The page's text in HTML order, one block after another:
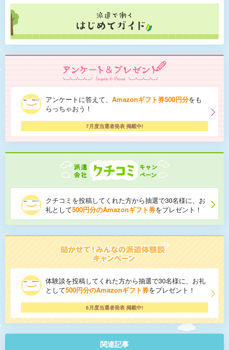
アンケートに答えて、 Amazonギフト券500円分をも
らっちゃおう！
7月度当選者発表 掲載中!
クチコミを投稿してくれた方から抽選で30名様に、お
礼として500円分のAmazonギフト券をプレゼント！
体験談を投稿してくれた方から抽選で30名様に、お礼
として500円分のAmazonギフト券をプレゼント！
6月度当選者発表 掲載中!
関連記事